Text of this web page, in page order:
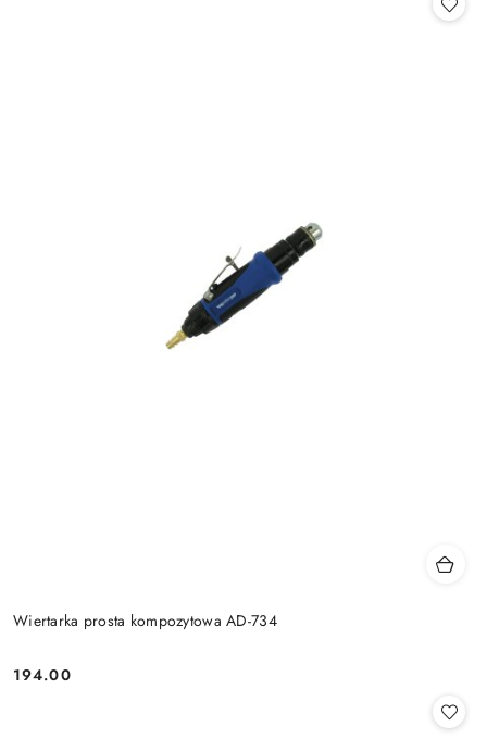
Wiertarka prosta kompozytowa AD-734
Cena:
194.00